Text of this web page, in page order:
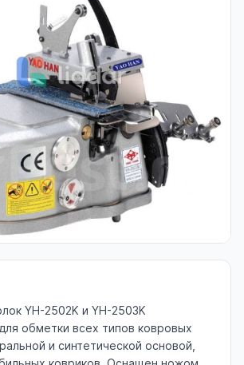
YH-2502K и YH-2503K
обметки всех типов ковровых
и синтетической основой,